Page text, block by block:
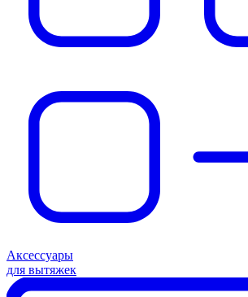
Аксессуары
для вытяжек